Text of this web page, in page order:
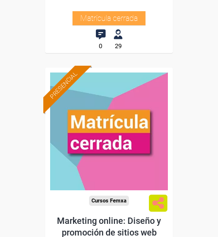
Matrícula cerrada
0 29
PRESENCIAL
Cursos Femxa
Marketing online: Diseño y
promoción de sitios web